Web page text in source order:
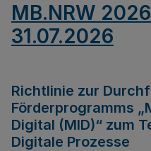
MB.NRW
31.07.2026
Richtlinie zur
Förderprogramms
Digital (MID)“ zum
Digitale Prozesse